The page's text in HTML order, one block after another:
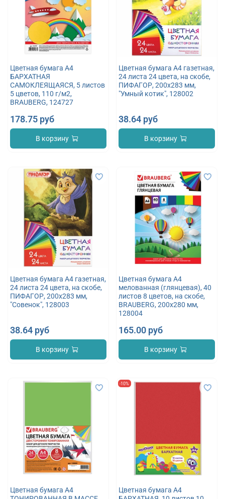
Цветная бумага А4
БАРХАТНАЯ
САМОКЛЕЯЩАЯСЯ, 5 листов
5 цветов, 110 г/м2,
BRAUBERG, 124727
178.75 руб
В корзину
Цветная бумага А4 газетная,
24 листа 24 цвета, на скобе,
ПИФАГОР, 200х283 мм,
"Умный котик", 128002
38.64 руб
В корзину
Цветная бумага А4 газетная,
24 листа 24 цвета, на скобе,
ПИФАГОР, 200х283 мм,
"Совенок", 128003
38.64 руб
В корзину
Цветная бумага А4
мелованная (глянцевая), 40
листов 8 цветов, на скобе,
BRAUBERG, 200х280 мм,
128004
165.00 руб
В корзину
Цветная бумага А4
-10%
Цветная бумага А4